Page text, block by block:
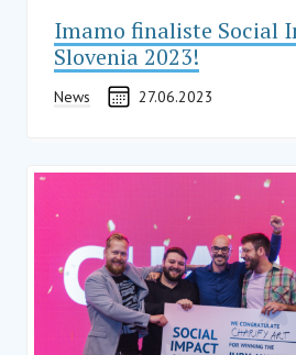
Imamo finaliste Social
Slovenia 2023!
News 27.06.2023